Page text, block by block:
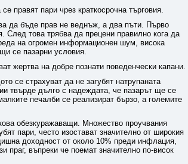
правят пари чрез краткосрочна търговия.
да бъде прав не веднъж, а два пъти. Първо
След това трябва да прецени правилно кога да
на огромен информационен шум, висока
се пазарни условия.
жертва на добре познати поведенчески капани.
се страхуват да не загубят натрупаната
твърде дълго с надеждата, че пазарът ще се
печалби се реализират бързо, а големите
обезкуражаващи. Множество проучвания
пари, често изостават значително от широкия
доходност от около 10% преди инфлация,
праг, въпреки че поемат значително по-висок